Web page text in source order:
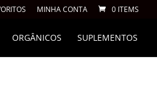
MINHA CONTA 0 ITEMS
ORGÂNICOS SUPLEMENTOS